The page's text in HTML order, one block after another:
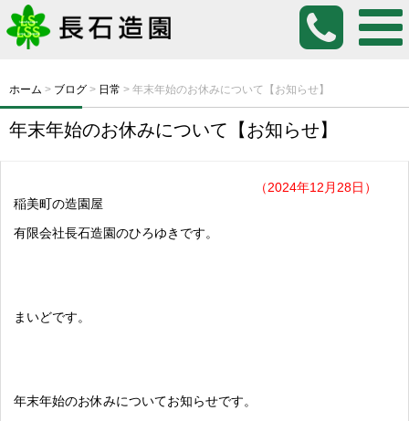
ホーム > ブログ > 日常 > 年末年始のお休みについて【お知らせ】
年末年始のお休みについて【お知らせ】
（2024年12月28日）
稲美町の造園屋
有限会社長石造園のひろゆきです。
まいどです。
年末年始のお休みについてお知らせです。